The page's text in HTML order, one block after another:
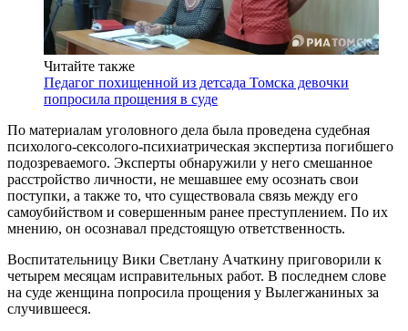
Читайте также
Педагог похищенной из детсада Томска девочки
попросила прощения в суде
По материалам уголовного дела была проведена судебная
психолого-сексолого-психиатрическая экспертиза погибшего
подозреваемого. Эксперты обнаружили у него смешанное
расстройство личности, не мешавшее ему осознать свои
поступки, а также то, что существовала связь между его
самоубийством и совершенным ранее преступлением. По их
мнению, он осознавал предстоящую ответственность.
Воспитательницу Вики Светлану Ачаткину приговорили к
четырем месяцам исправительных работ. В последнем слове
на суде женщина попросила прощения у Вылегжаниных за
случившееся.